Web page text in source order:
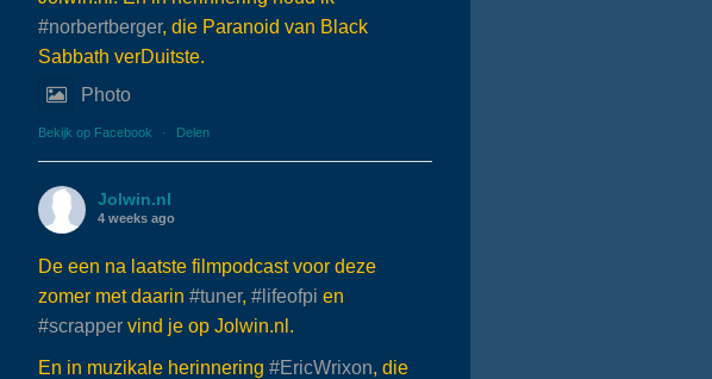
#norbertberger, die Paranoid van Black
Sabbath verDuitste.
Photo
Bekijk op Facebook · Delen
Jolwin.nl
4 weeks ago
De een na laatste filmpodcast voor deze
zomer met daarin #tuner, #lifeofpi en
#scrapper vind je op Jolwin.nl.
En in muzikale herinnering #EricWrixon, die